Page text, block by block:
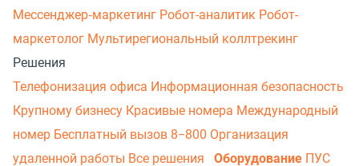
Мессенджер‑маркетинг Робот-аналитик Робот-
маркетолог Мультирегиональный коллтрекинг
Решения
Телефонизация офиса Информационная безопасность
Крупному бизнесу Красивые номера Международный
номер Бесплатный вызов 8−800 Организация
удаленной работы Все решения Оборудование ПУС